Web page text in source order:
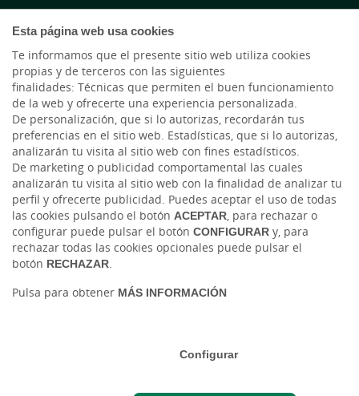
Esta página web usa cookies
Te informamos que el presente sitio web utiliza cookies
propias y de terceros con las siguientes
finalidades: Técnicas que permiten el buen funcionamiento
de la web y ofrecerte una experiencia personalizada.
De personalización, que si lo autorizas, recordarán tus
preferencias en el sitio web. Estadísticas, que si lo autorizas,
analizarán tu visita al sitio web con fines estadísticos.
De marketing o publicidad comportamental las cuales
analizarán tu visita al sitio web con la finalidad de analizar tu
perfil y ofrecerte publicidad. Puedes aceptar el uso de todas
las cookies pulsando el botón ACEPTAR, para rechazar o
configurar puede pulsar el botón CONFIGURAR y, para
rechazar todas las cookies opcionales puede pulsar el
botón RECHAZAR.
Pulsa para obtener MÁS INFORMACIÓN
Configurar
Twitter
YouTube
LinkedIn
Cambio de moneda Global Exchange